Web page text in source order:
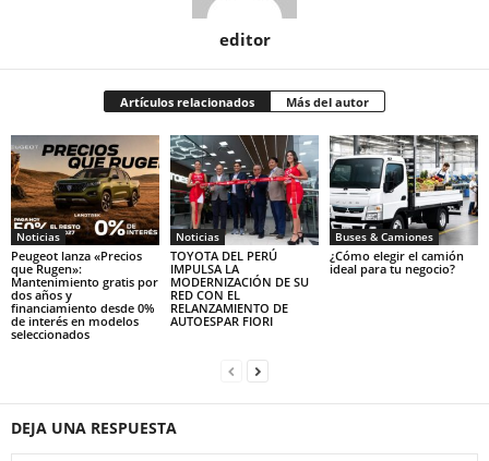
editor
Artículos relacionados Más del autor
Noticias
Peugeot lanza «Precios
que Rugen»:
Mantenimiento gratis por
dos años y
financiamiento desde 0%
de interés en modelos
seleccionados
Noticias
TOYOTA DEL PERÚ
IMPULSA LA
MODERNIZACIÓN DE SU
RED CON EL
RELANZAMIENTO DE
AUTOESPAR FIORI
Buses & Camiones
¿Cómo elegir el camión
ideal para tu negocio?
DEJA UNA RESPUESTA